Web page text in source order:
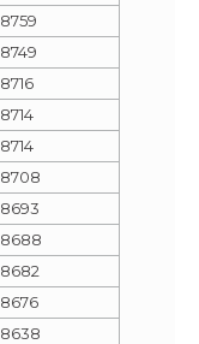
8759
8749
8716
8714
8714
8708
8693
8688
8682
8676
8638